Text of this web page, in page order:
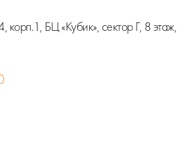
корп.1, БЦ «Кубик», сектор Г, 8 этаж,